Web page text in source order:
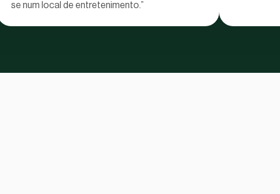
se num local de entretenimento.”